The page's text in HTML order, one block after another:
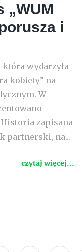
„WUM
i
która wydarzyła
kobiety” na
W
zapisana
partnerski, na...
czytaj więcej...